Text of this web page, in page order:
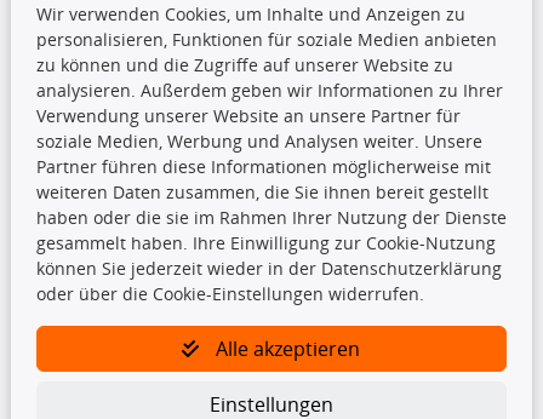
Top Produkte
Dachboxen
Dachgrundträger
Ersatzteile
Fahrradträger
Motoröle
Pflege- & Wartungsmittel
Schneeketten
TecDoc Inside
Wir verwenden Cookies, um Inhalte und Anzeigen zu
personalisieren, Funktionen für soziale Medien anbieten
zu können und die Zugriffe auf unserer Website zu
analysieren. Außerdem geben wir Informationen zu Ihrer
Verwendung unserer Website an unsere Partner für
soziale Medien, Werbung und Analysen weiter. Unsere
Partner führen diese Informationen möglicherweise mit
weiteren Daten zusammen, die Sie ihnen bereit gestellt
haben oder die sie im Rahmen Ihrer Nutzung der Dienste
gesammelt haben. Ihre Einwilligung zur Cookie-Nutzung
können Sie jederzeit wieder in der Datenschutzerklärung
oder über die Cookie-Einstellungen widerrufen.
Alle akzeptieren
Einstellungen